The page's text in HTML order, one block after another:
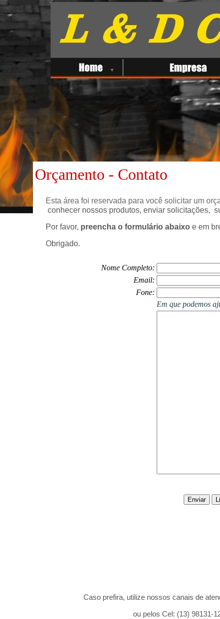
Orçamento - Contato
Esta área foi reservada para você solicitar um
conhecer nossos produtos, enviar solicitações,
Por favor, preencha o formulário abaixo e em
Obrigado.
Nome Completo:
Email:
Fone:
Em que podemos
Caso prefira, utilize nossos canais de
ou pelos Cel: (13) 98131-